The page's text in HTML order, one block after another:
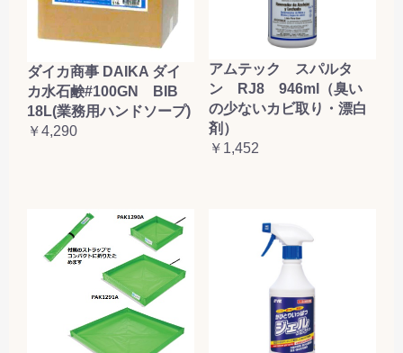
ダイカ商事 DAIKA ダイ
カ水石鹸#100GN BIB
18L(業務用ハンドソープ)
￥4,290
アムテック スパルタ
ン RJ8 946ml（臭い
の少ないカビ取り・漂白
剤）
￥1,452